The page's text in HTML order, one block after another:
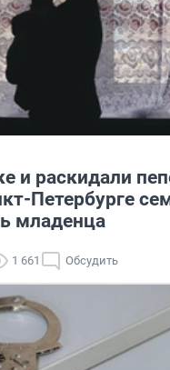
и раскидали
Петербурге
младенца
1 661 Обсудить